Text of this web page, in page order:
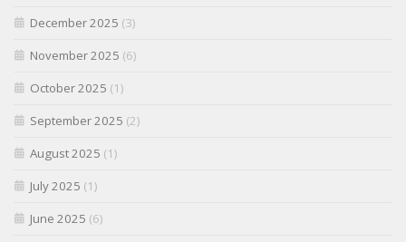
December 2025 (3)
November 2025 (6)
October 2025 (1)
September 2025 (2)
August 2025 (1)
July 2025 (1)
June 2025 (6)